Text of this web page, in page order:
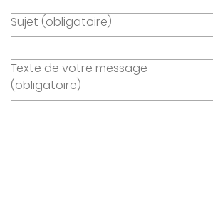
Sujet (obligatoire)
Texte de votre message
(obligatoire)